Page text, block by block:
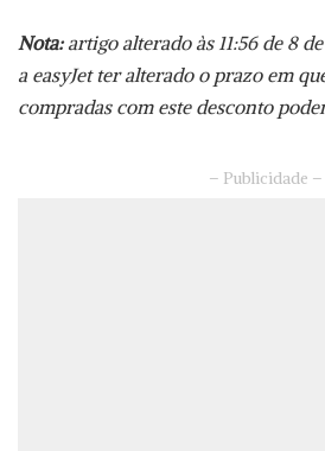
Nota:artigo alterado às 11:56 de 8
a easyJet ter alterado o prazo em
compradas com este desconto
– Publicidade –